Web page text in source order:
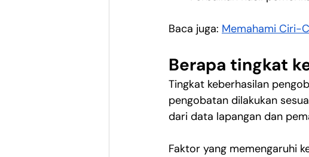
Baca juga: Memahami Ciri-
Berapa tingkat
Tingkat keberhasilan
pengobatan dilakukan
dari data lapangan dan
Faktor yang memengaruhi